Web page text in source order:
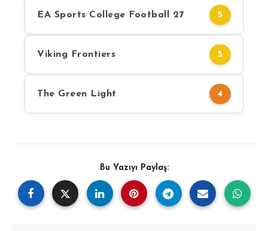
EA Sports College Football 27 5
Viking Frontiers 5
The Green Light 4
Bu Yazıyı Paylaş: